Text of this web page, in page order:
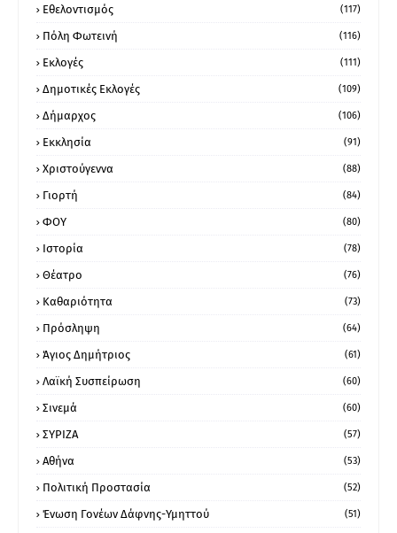
Εθελοντισμός (117)
Πόλη Φωτεινή (116)
Εκλογές (111)
Δημοτικές Εκλογές (109)
Δήμαρχος (106)
Εκκλησία (91)
Χριστούγεννα (88)
Γιορτή (84)
ΦΟΥ (80)
Ιστορία (78)
Θέατρο (76)
Καθαριότητα (73)
Πρόσληψη (64)
Άγιος Δημήτριος (61)
Λαϊκή Συσπείρωση (60)
Σινεμά (60)
ΣΥΡΙΖΑ (57)
Αθήνα (53)
Πολιτική Προστασία (52)
Ένωση Γονέων Δάφνης-Υμηττού (51)